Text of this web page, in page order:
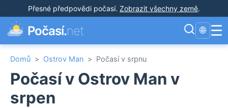
Přesné předpovědi počasí. Zobrazit všechny země.
Počasí.net 🌐 ☰
Domů > Ostrov Man > Počasí v srpnu
Počasí v Ostrov Man v
srpen